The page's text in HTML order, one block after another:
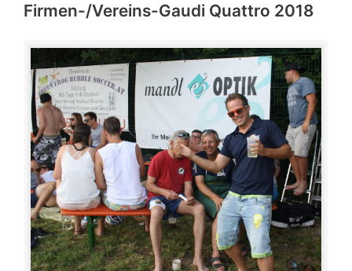
Firmen-/Vereins-Gaudi Quattro 2018